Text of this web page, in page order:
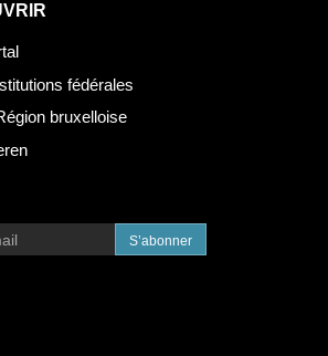
fédérales
bruxelloise
S’abonner